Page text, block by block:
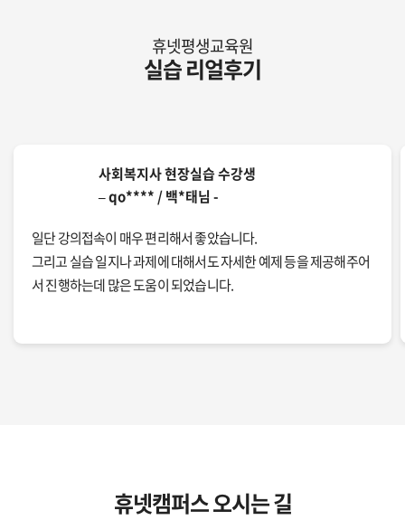
휴넷평생교육원
실습 리얼후기
사회복지사 현장실습 수강생
– qo**** / 백*태님 -
일단 강의접속이 매우 편리해서 좋았습니다.
그리고 실습 일지나 과제에 대해서도 자세한 예제 등을 제공해주어
서 진행하는데 많은 도움이 되었습니다.
휴넷캠퍼스 오시는 길